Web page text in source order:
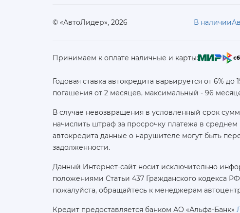
© «АвтоЛидер», 2026 В наличии
Принимаем к оплате наличные и карты:
Годовая ставка автокредита варьируется от 6%
погашения от 2 месяцев, максимальный - 96
В случае невозвращения в условленный срок
начислить штраф за просрочку платежа в
автокредита данные о нарушителе могут быть
задолженности.
Данный Интернет-сайт носит исключительно
положениями Статьи 437 Гражданского кодекса
пожалуйста, обращайтесь к менеджерам
Кредит предоставляется банком АО «Альфа-Банк»